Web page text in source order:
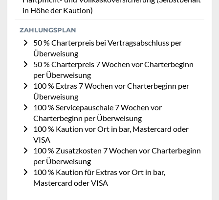
in Höhe der Kaution)
ZAHLUNGSPLAN
50 % Charterpreis bei Vertragsabschluss per
Überweisung
50 % Charterpreis 7 Wochen vor Charterbeginn
per Überweisung
100 % Extras 7 Wochen vor Charterbeginn per
Überweisung
100 % Servicepauschale 7 Wochen vor
Charterbeginn per Überweisung
100 % Kaution vor Ort in bar, Mastercard oder
VISA
100 % Zusatzkosten 7 Wochen vor Charterbeginn
per Überweisung
100 % Kaution für Extras vor Ort in bar,
Mastercard oder VISA